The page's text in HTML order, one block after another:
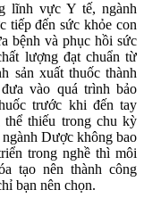
lĩnh vực Y tế, ngành
tiếp đến sức khỏe con
bệnh và phục hồi sức
lượng đạt chuẩn từ
sản xuất thuốc thành
vào quá trình bảo
trước khi đến tay
thiếu trong chu kỳ
Dược không bao
trong nghề thì môi
tạo nên thành công
bạn nên chọn.